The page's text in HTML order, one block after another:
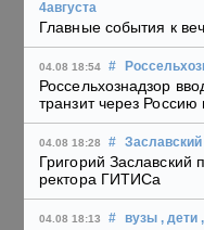
4августа
Главные события к
04.08 18:54 #
Россельхознадзор
транзит через
04.08 18:28 # Заславский
Григорий Заславский
ректора ГИТИСа
04.08 18:13 # вузы , дети